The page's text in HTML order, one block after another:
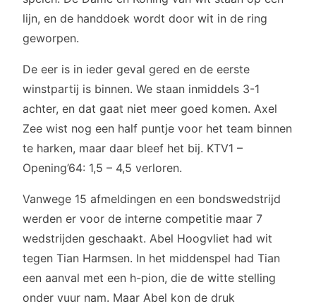
lijn, en de handdoek wordt door wit in de ring
geworpen.
De eer is in ieder geval gered en de eerste
winstpartij is binnen. We staan inmiddels 3-1
achter, en dat gaat niet meer goed komen. Axel
Zee wist nog een half puntje voor het team binnen
te harken, maar daar bleef het bij. KTV1 –
Opening’64: 1,5 – 4,5 verloren.
Vanwege 15 afmeldingen en een bondswedstrijd
werden er voor de interne competitie maar 7
wedstrijden geschaakt. Abel Hoogvliet had wit
tegen Tian Harmsen. In het middenspel had Tian
een aanval met een h-pion, die de witte stelling
onder vuur nam. Maar Abel kon de druk